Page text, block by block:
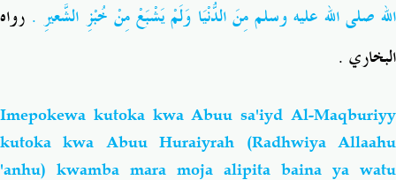
الله صلى الله عليه وسلممِنَ الدُّنْيَا وَلَمْ يَشْبَعْ مِنْ خُبْزِ الشَّعيرِ . رواه
البخاري .
Imepokewa kutoka kwa Abuu sa'iyd Al-Maqburiyy
kutoka kwa Abuu Huraiyrah (Radhwiya Allaahu
'anhu) kwamba mara moja alipita baina ya watu